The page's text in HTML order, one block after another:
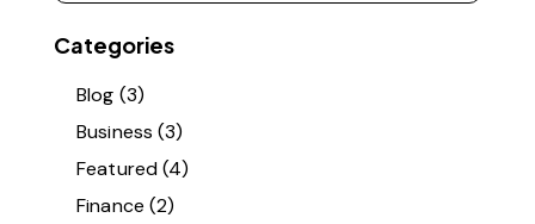
Categories
Blog (3)
Business (3)
Featured(4)
Finance (2)